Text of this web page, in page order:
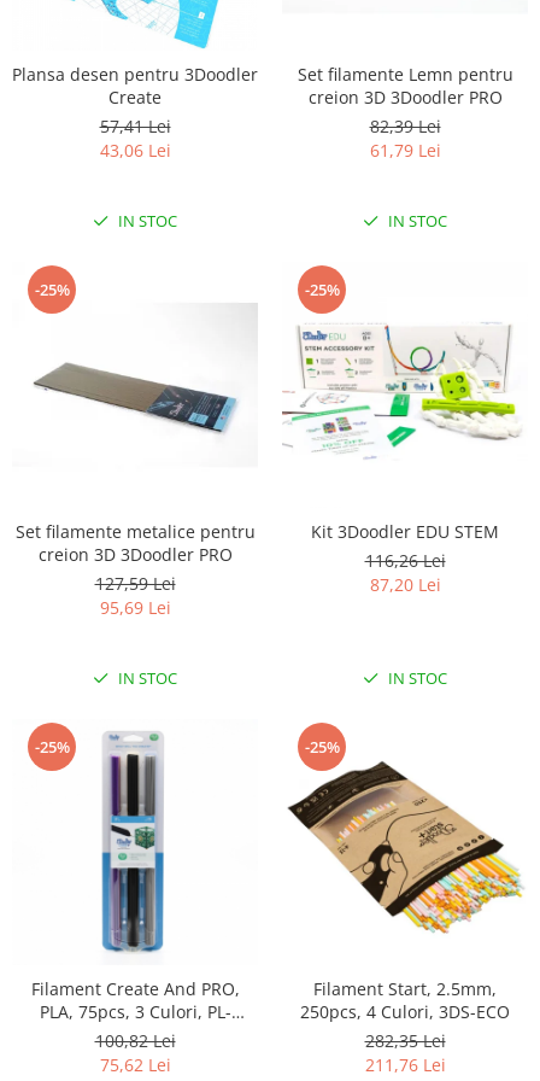
Adaptoare si convertoare
Convertor USB la serial
Datalogger
Module
RS-232
Accesorii
Antene
Componente
Butoane, Tastaturi
Condensatoare
Plansa desen pentru 3Doodler
Create
57,41 Lei
43,06 Lei
IN STOC
Set filamente Lemn pentru
creion 3D 3Doodler PRO
82,39 Lei
61,79 Lei
IN STOC
-25%
Set filamente metalice pentru
creion 3D 3Doodler PRO
127,59 Lei
95,69 Lei
IN STOC
-25%
Kit 3Doodler EDU STEM
116,26 Lei
87,20 Lei
IN STOC
-25%
Filament Create And PRO,
PLA, 75pcs, 3 Culori, PL-
NIGHT-75
100,82 Lei
75,62 Lei
-25%
Filament Start, 2.5mm,
250pcs, 4 Culori, 3DS-ECO
282,35 Lei
211,76 Lei